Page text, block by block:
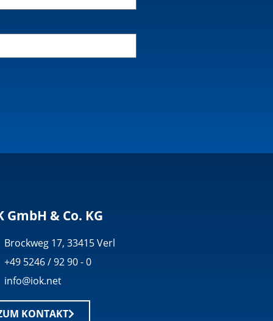
GmbH & Co. KG
Brockweg 17, 33415 Verl
+49 5246 / 92 90 - 0
info@iok.net
KONTAKT